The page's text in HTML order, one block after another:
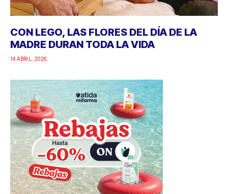
CON LEGO, LAS FLORES DEL DÍA DE LA
MADRE DURAN TODA LA VIDA
14 ABRIL, 2026